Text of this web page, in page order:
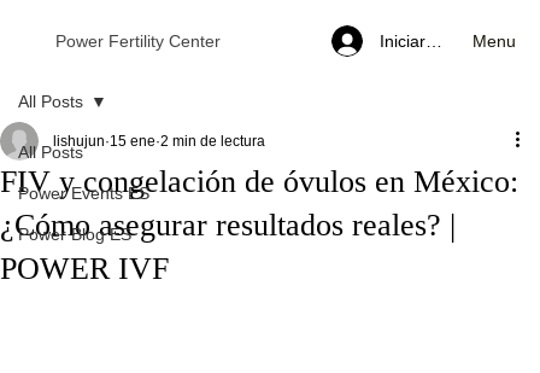
Power Fertility Center Iniciar sesiónMenu
All Posts
Power Events ES
Power Blog ES
All Posts
FIV y congelación de óvulos en México:
¿Cómo asegurar resultados reales? |
POWER IVF
lishujun 15 ene 2 min de lectura